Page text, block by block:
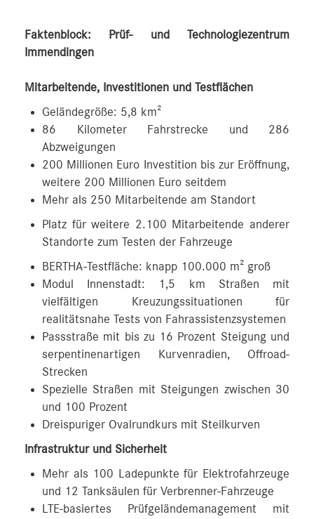
Faktenblock: Prüf- und Technologiezentrum
Immendingen
Mitarbeitende, Investitionen und Testflächen
Geländegröße: 5,8 km²
86 Kilometer Fahrstrecke und 286
Abzweigungen
200 Millionen Euro Investition bis zur Eröffnung,
weitere 200 Millionen Euro seitdem
Mehr als 250 Mitarbeitende am Standort
Platz für weitere 2.100 Mitarbeitende anderer
Standorte zum Testen der Fahrzeuge
BERTHA-Testfläche: knapp 100.000 m² groß
Modul Innenstadt: 1,5 km Straßen mit
vielfältigen Kreuzungssituationen für
realitätsnahe Tests von Fahrassistenzsystemen
Passstraße mit bis zu 16 Prozent Steigung und
serpentinenartigen Kurvenradien, Offroad-
Strecken
Spezielle Straßen mit Steigungen zwischen 30
und 100 Prozent
Dreispuriger Ovalrundkurs mit Steilkurven
Infrastruktur und Sicherheit
Mehr als 100 Ladepunkte für Elektrofahrzeuge
und 12 Tanksäulen für Verbrenner-Fahrzeuge
LTE-basiertes Prüfgeländemanagement mit